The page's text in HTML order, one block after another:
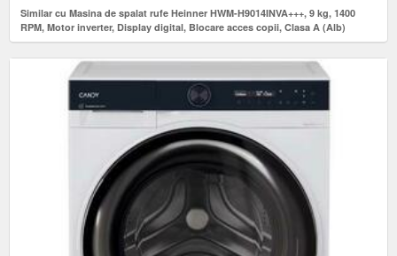
Similar cu Masina de spalat rufe Heinner HWM-H9014INVA+++, 9 kg, 1400
RPM, Motor inverter, Display digital, Blocare acces copii, Clasa A (Alb)